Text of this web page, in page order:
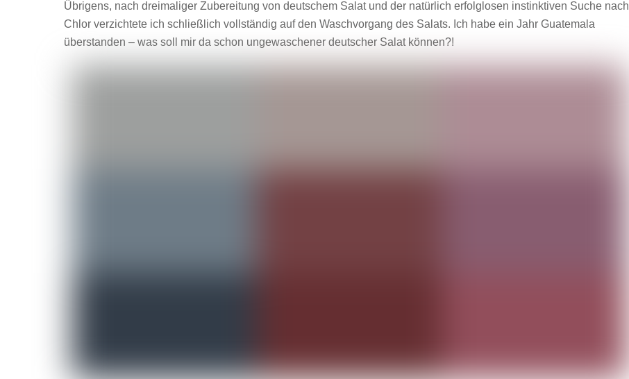
Übrigens, nach dreimaliger Zubereitung von deutschem Salat und der natürlich erfolglosen instinktiven Suche nach
Chlor verzichtete ich schließlich vollständig auf den Waschvorgang des Salats. Ich habe ein Jahr Guatemala
überstanden – was soll mir da schon ungewaschener deutscher Salat können?!